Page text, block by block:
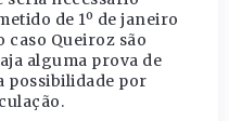
de 1º de janeiro
caso Queiroz são
alguma prova de
possibilidade por